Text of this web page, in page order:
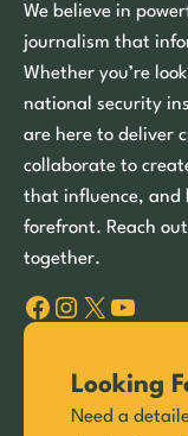
We believe in
journalism that
Whether you’re
national security
are here to deliver
collaborate to
that influence, and
forefront. Reach
together.
Facebook Instagram X YouTube
Looking
Need a